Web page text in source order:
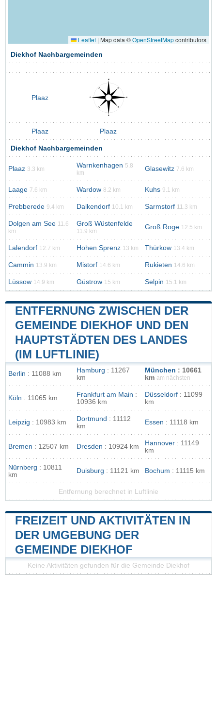
Leaflet | Map data ©OpenStreetMapcontributors
Diekhof Nachbargemeinden
Plaaz
Plaaz Plaaz
Diekhof Nachbargemeinden
Plaaz 3.3 km Warnkenhagen 5.8
km
Glasewitz 7.6 km
Laage 7.6 km Wardow 8.2 km Kuhs 9.1 km
Prebberede 9.4 km Dalkendorf 10.1 km Sarmstorf 11.3 km
Dolgen am See 11.6
km
Groß Wüstenfelde
11.9 km
Groß Roge 12.5 km
Lalendorf 12.7 km Hohen Sprenz 13 km Thürkow 13.4 km
Cammin 13.9 km Mistorf 14.6 km Rukieten 14.6 km
Lüssow 14.9 km Güstrow 15 km Selpin 15.1 km
ENTFERNUNG ZWISCHEN DER
GEMEINDE DIEKHOF UND DEN
HAUPTSTÄDTEN DES LANDES
(IM LUFTLINIE)
Berlin : 11088 km Hamburg : 11267
km
München : 10661
km am nächsten
Köln : 11065 km Frankfurt am Main :
10936 km
Düsseldorf : 11099
km
Leipzig : 10983 km Dortmund : 11112
km
Essen : 11118 km
Bremen : 12507 km Dresden : 10924 km Hannover : 11149
km
Nürnberg : 10811
km
Duisburg : 11121 km Bochum : 11115 km
Entfernung berechnet in Luftlinie
FREIZEIT UND AKTIVITÄTEN IN
DER UMGEBUNG DER
GEMEINDE DIEKHOF
Keine Aktivitäten gefunden für die Gemeinde Diekhof